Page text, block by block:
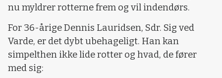
nu myldrer rotterne frem og vil indendørs.
For 36-årige Dennis Lauridsen, Sdr. Sig ved
Varde, er det dybt ubehageligt. Han kan
simpelthen ikke lide rotter og hvad, de fører
med sig: